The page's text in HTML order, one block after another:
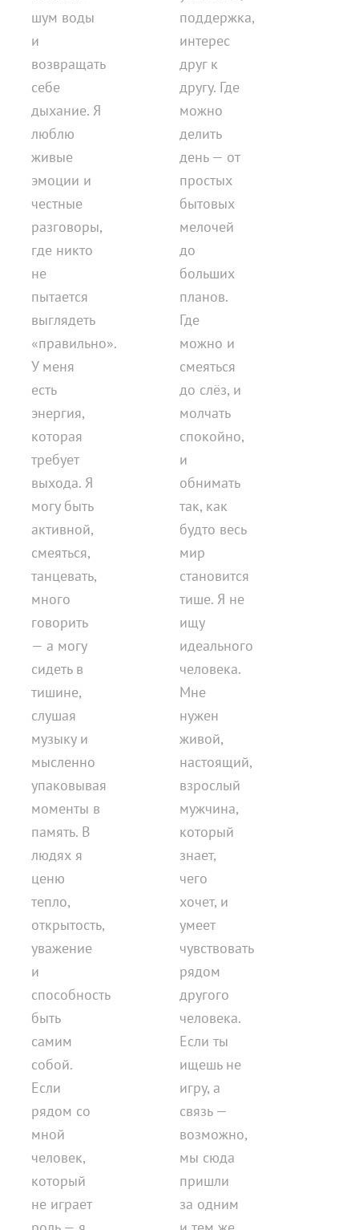
шум воды
и
возвращать
себе
дыхание. Я
люблю
живые
эмоции и
честные
разговоры,
где никто
не
пытается
выглядеть
«правильно».
У меня
есть
энергия,
которая
требует
выхода. Я
могу быть
активной,
смеяться,
танцевать,
много
говорить
— а могу
сидеть в
тишине,
слушая
музыку и
мысленно
упаковывая
моменты в
память. В
людях я
ценю
тепло,
открытость,
уважение
и
способность
быть
самим
собой.
Если
рядом со
мной
человек,
который
не играет
поддержка,
интерес
друг к
другу. Где
можно
делить
день — от
простых
бытовых
мелочей
до
больших
планов.
Где
можно и
смеяться
до слёз, и
молчать
спокойно,
и
обнимать
так, как
будто весь
мир
становится
тише. Я не
ищу
идеального
человека.
Мне
нужен
живой,
настоящий,
взрослый
мужчина,
который
знает,
чего
хочет, и
умеет
чувствовать
рядом
другого
человека.
Если ты
ищешь не
игру, а
связь —
возможно,
мы сюда
пришли
за одним